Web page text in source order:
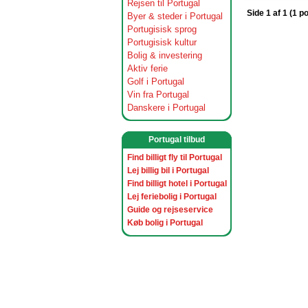
Rejsen til Portugal
Byer & steder i Portugal
Portugisisk sprog
Portugisisk kultur
Bolig & investering
Aktiv ferie
Golf i Portugal
Vin fra Portugal
Danskere i Portugal
Portugal tilbud
Find billigt fly til Portugal
Lej billig bil i Portugal
Find billigt hotel i Portugal
Lej feriebolig i Portugal
Guide og rejseservice
Køb bolig i Portugal
Side 1 af 1 (1